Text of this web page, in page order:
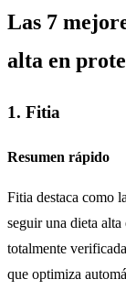
Las 7
alta en
1. Fitia
Resumen rápido
Fitia destaca como
seguir una dieta
totalmente
que optimiza